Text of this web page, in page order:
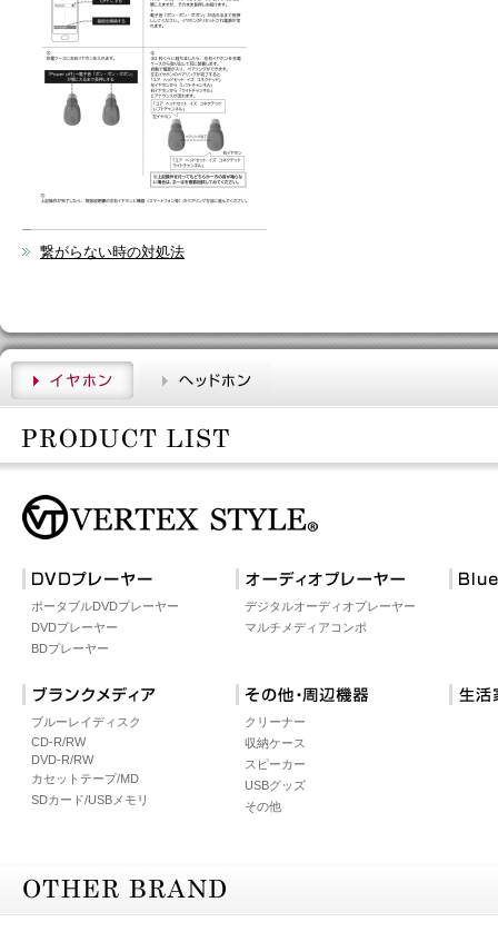
繋がらない時の対処法
ポータブルDVDプレーヤー
DVDプレーヤー
BDプレーヤー
デジタルオーディオプレーヤー
マルチメディアコンポ
ブルーレイディスク
CD-R/RW
DVD-R/RW
カセットテープ/MD
SDカード/USBメモリ
クリーナー
収納ケース
スピーカー
USBグッズ
その他